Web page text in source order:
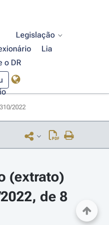
Legislação
Lia
o DR
2022
(extrato)
de 8